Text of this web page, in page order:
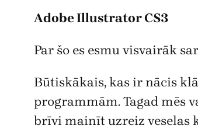
Adobe Illustrator CS3
Par šo es esmu visvairāk
Būtiskākais, kas ir nācis
programmām. Tagad mēs
brīvi mainīt uzreiz veselas